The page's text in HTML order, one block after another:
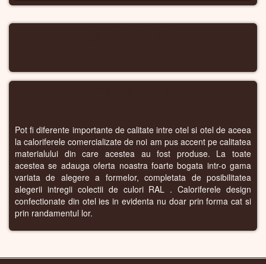
Pot fi diferente importante de calitate intre otel si otel de aceea
la caloriferele comercializate de noi am pus accent pe calitatea
materialului din care acestea au fost produse. La toate
acestea se adauga oferta noastra foarte bogata intr-o gama
variata de alegere a formelor, completata de posibilitatea
alegerii intregii colectii de culori RAL . Caloriferele design
confectionate din otel ies in evidenta nu doar prin forma cat si
prin randamentul lor.